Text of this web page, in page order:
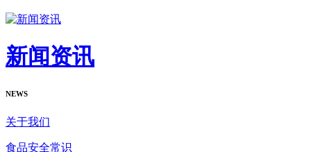
新闻资讯
NEWS
关于我们
食品安全常识